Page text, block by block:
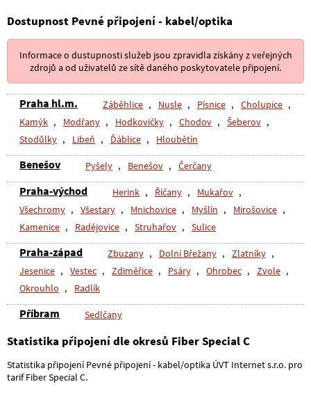
Dostupnost Pevné připojení - kabel/optika
Informace o dustupnosti služeb jsou zpravidla získány z veřejných
zdrojů a od uživatelů ze sítě daného poskytovatele připojení.
Praha hl.m. Záběhlice , Nusle , Písnice , Cholupice ,
Kamýk , Modřany , Hodkovičky , Chodov , Šeberov ,
Stodůlky , Libeň , Ďáblice , Hloubětín
Benešov Pyšely , Benešov , Čerčany
Praha-východ Herink , Říčany , Mukařov ,
Všechromy , Všestary , Mnichovice , Myšlín , Mirošovice ,
Kamenice , Radějovice , Struhařov , Sulice
Praha-západ Zbuzany , Dolní Břežany , Zlatníky ,
Jesenice , Vestec , Zdiměřice , Psáry , Ohrobec , Zvole ,
Okrouhlo , Radlík
Příbram Sedlčany
Statistika připojení dle okresů Fiber Special C
Statistika připojení Pevné připojení - kabel/optika ÚVT Internet s.r.o. pro
tarif Fiber Special C.